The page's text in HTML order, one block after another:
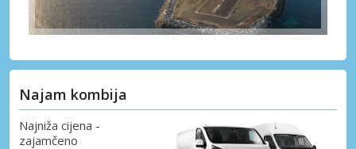
Najam kombija
Najniža cijena -
zajamčeno